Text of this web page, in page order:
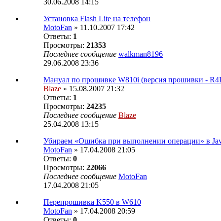
30.06.2008 14:15
Установка Flash Lite на телефон
MotoFan » 11.10.2007 17:42
Ответы: 1
Просмотры: 21353
Последнее сообщение walkman8196
29.06.2008 23:36
Мануал по прошивке W810i (версия прошивки -
Blaze » 15.08.2007 21:32
Ответы: 1
Просмотры: 24235
Последнее сообщение Blaze
25.04.2008 13:15
Убираем «Ошибка при выполнении операции» в
MotoFan » 17.04.2008 21:05
Ответы: 0
Просмотры: 22066
Последнее сообщение MotoFan
17.04.2008 21:05
Перепрошивка K550 в W610
MotoFan » 17.04.2008 20:59